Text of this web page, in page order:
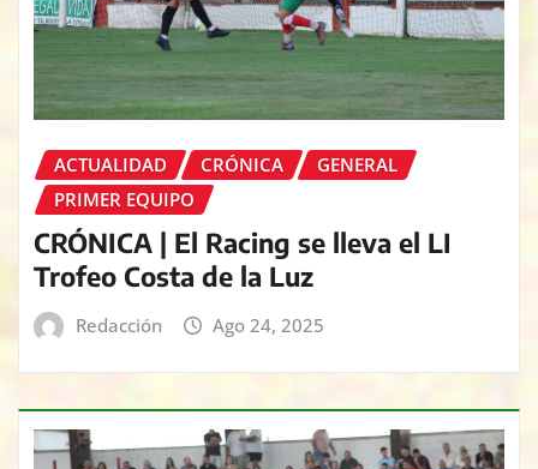
ACTUALIDAD CRÓNICA
GENERAL
PRIMER EQUIPO
CRÓNICA | El Racing se lleva el LI
Trofeo Costa de la Luz
Redacción Ago 24, 2025